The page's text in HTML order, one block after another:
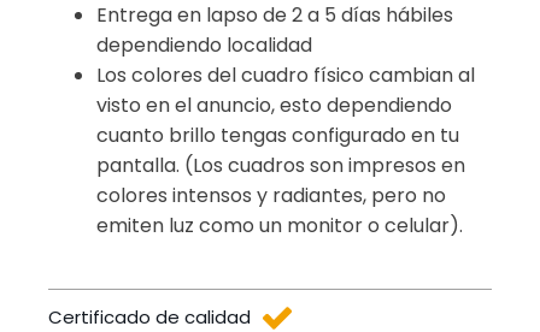
Entrega en lapso de 2 a 5 días hábiles
dependiendo localidad
Los colores del cuadro físico cambian al
visto en el anuncio, esto dependiendo
cuanto brillo tengas configurado en tu
pantalla. (Los cuadros son impresos en
colores intensos y radiantes, pero no
emiten luz como un monitor o celular).
Certificado de calidad